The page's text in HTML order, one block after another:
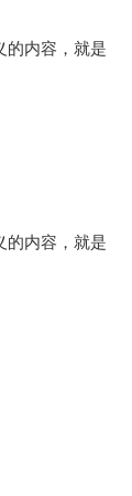
的内容，就是
的内容，就是